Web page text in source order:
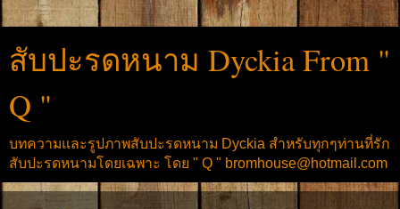
สับปะรดหนาม Dyckia From "
Q "
บทความและรูปภาพสับปะรดหนาม Dyckia สำหรับทุกๆท่านที่รัก
สับปะรดหนามโดยเฉพาะ โดย " Q " bromhouse@hotmail.com